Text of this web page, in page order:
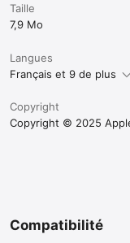
Taille
7,9 Mo
Langues
Français et 9 de plus
Copyright
Copyright © 2025
Compatibilité